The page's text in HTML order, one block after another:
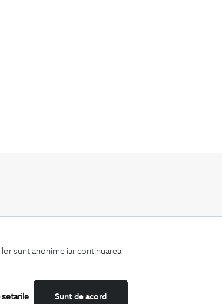
sunt anonime iar continuarea
Sunt de acord
setarile